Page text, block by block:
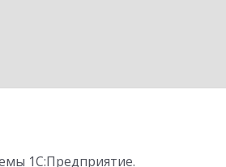
1С:Предприятие.